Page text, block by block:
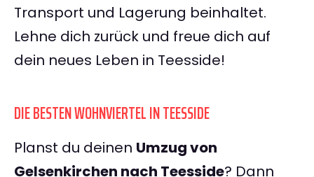
Transport und Lagerung beinhaltet.
Lehne dich zurück und freue dich auf
dein neues Leben in Teesside!
DIE BESTEN WOHNVIERTEL IN TEESSIDE
Planst du deinen Umzug von
Gelsenkirchen nach Teesside? Dann